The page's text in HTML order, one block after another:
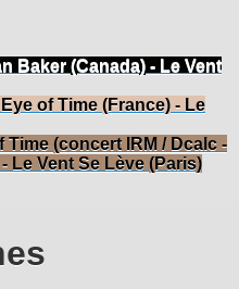
Baker (Canada) - Le Vent
of Time (France) - Le
(concert IRM / Dcalc -
Le Vent Se Lève (Paris)